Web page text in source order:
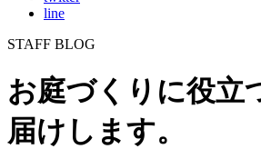
line
STAFF BLOG
お庭づくりに役立
届けします。